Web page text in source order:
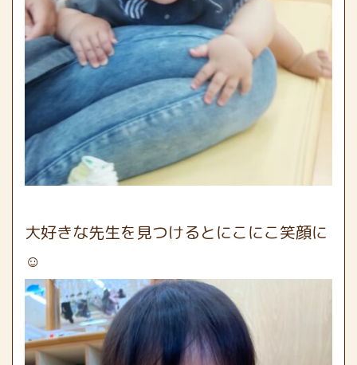
大好きな先生を見つけるとにこにこ笑顔に
☺️